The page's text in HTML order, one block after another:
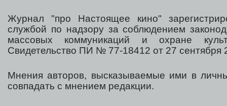
Журнал "про Настоящее кино"
службой по надзору за соблюдением
массовых коммуникаций и охране
Свидетельство ПИ № 77-18412 от 27 сентября
Мнения авторов, высказываемые ими в
совпадать с мнением редакции.